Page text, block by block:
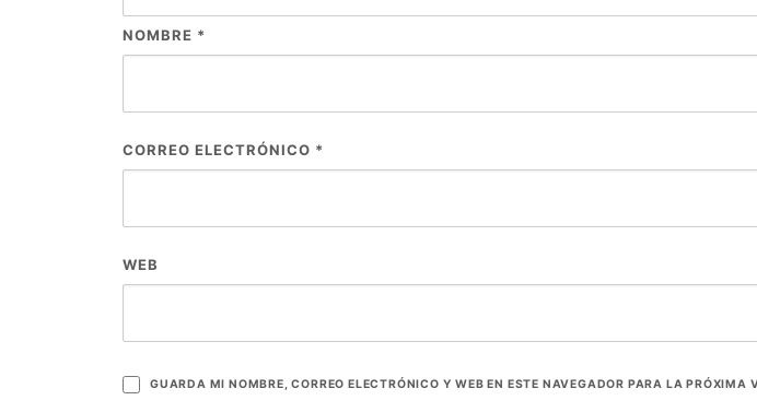
NOMBRE *
CORREO ELECTRÓNICO *
WEB
GUARDA MI NOMBRE, CORREO ELECTRÓNICO Y WEB EN ESTE NAVEGADOR PARA LA PRÓXIMA